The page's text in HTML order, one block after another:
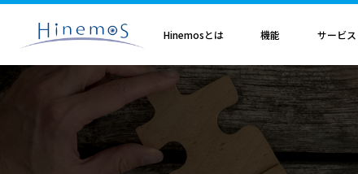
メ
テ
ツ
Hinemosとは
Hinemosとは
歩み・利用実績
Hinemosの利用実績
Hinemosの歩み
機能
Hinemos メッセージフィルタ
Hineoms インシデントダッシュボード
Hinemos Migration Assistant
オプション
Hinemos ミッション
Hinemos セキュリテ
Hinemos セキュリテ
サービ
サブスクリプション
Hinemosサブスクリプション
サービス
導入設計・構築支援サー
Hinemosプロフェッショ
バージョンアップ支援サ
電気・ガス業
金融・保険業
Hinemosセミナ
Hinemos World 2026
Hinemosソリューションセミナ2026
トレーニング・技
Hinemosトレーニング
技術者認定プログラム
クラウド運用特集
製品移行特集
APM特集
RBA特集
技術情報
Hinemos技術情報
外部サイト公開記事・
Hinemosアライアンス
Hinemosアライアンスとは
Hinemosアライアンス一覧
取扱店
Hinemos取扱企業一覧